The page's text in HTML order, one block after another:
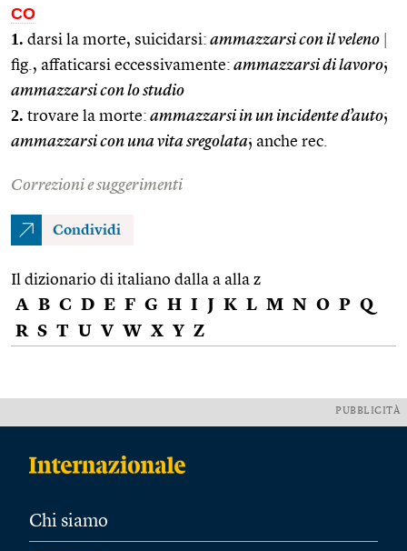
CO
1. darsi la morte, suicidarsi: ammazzarsi con il veleno
fig., affaticarsi eccessivamente: ammazzarsi di lavoro;
ammazzarsi con lo studio
2. trovare la morte: ammazzarsi in un incidente d’auto;
ammazzarsi con una vita sregolata; anche rec.
Correzioni e suggerimenti
Condividi
Il dizionario di italiano dalla a alla z
A B C D E F G H I J K L M N O P Q
R S T U V W X Y Z
PUBBLICITÀ
Chi siamo